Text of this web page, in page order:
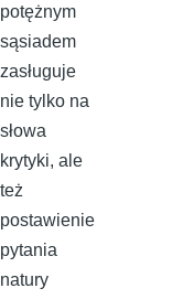
potężnym
sąsiadem
zasługuje
nie tylko na
słowa
krytyki, ale
też
postawienie
pytania
natury